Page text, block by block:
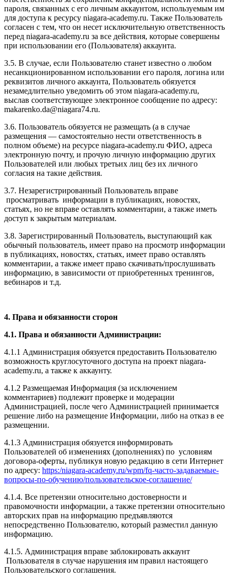
пароля, связанных с его личным аккаунтом, используемым им
для доступа к ресурсу niagara-academy.ru. Также Пользователь
согласен с тем, что он несет исключительную ответственность
перед niagara-academy.ru за все действия, которые совершены
при использовании его (Пользователя) аккаунта.
3.5. В случае, если Пользователю станет известно о любом
несанкционированном использовании его пароля, логина или
реквизитов личного аккаунта, Пользователь обязуется
незамедлительно уведомить об этом niagara-academy.ru,
выслав соответствующее электронное сообщение по адресу:
makarenko.da@niagara74.ru.
3.6. Пользователь обязуется не размещать (а в случае
размещения — самостоятельно нести ответственность в
полном объеме) на ресурсе niagara-academy.ru ФИО, адреса
электронную почту, и прочую личную информацию других
Пользователей или любых третьих лиц без их личного
согласия на такие действия.
3.7. Незарегистрированный Пользователь вправе
просматривать информации в публикациях, новостях,
статьях, но не вправе оставлять комментарии, а также иметь
доступ к закрытым материалам.
3.8. Зарегистрированный Пользователь, выступающий как
обычный пользователь, имеет право на просмотр информации
в публикациях, новостях, статьях, имеет право оставлять
комментарии, а также имеет право скачивать/прослушивать
информацию, в зависимости от приобретенных тренингов,
вебинаров и т.д.
4. Права и обязанности сторон
4.1. Права и обязанности Администрации:
4.1.1 Администрация обязуется предоставить Пользователю
возможность круглосуточного доступа на проект niagara-
academy.ru, а также к аккаунту.
4.1.2 Размещаемая Информация (за исключением
комментариев) подлежит проверке и модерации
Администрацией, после чего Администрацией принимается
решение либо на размещение Информации, либо на отказ в ее
размещении.
4.1.3 Администрация обязуется информировать
Пользователей об изменениях (дополнениях) по условиям
договора-оферты, публикуя новую редакцию в сети Интернет
по адресу: https:/niagara-academy.ru/wpm/fq-часто-задаваемые-
вопросы-по-обучению/пользовательское-соглашение/
4.1.4. Все претензии относительно достоверности и
правомочности информации, а также претензии относительно
авторских прав на информацию предъявляются
непосредственно Пользователю, который разместил данную
информацию.
4.1.5. Администрация вправе заблокировать аккаунт
Пользователя в случае нарушения им правил настоящего
Пользовательского соглашения.